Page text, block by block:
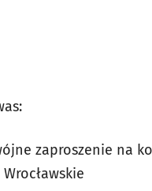
zaproszenie na